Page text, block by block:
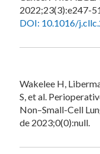
2022;23(3):e247-
DOI: 10.1016/
Wakelee H,
S, et al.
Non–Small-Cell
de 2023;0(0):null.